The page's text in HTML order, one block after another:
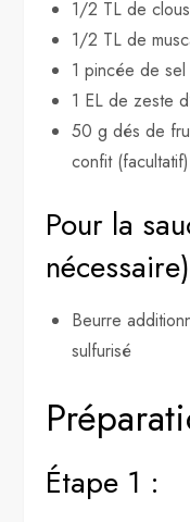
1/2 TL de
1/2 TL de
1 pincée de sel
1 EL de zeste
50 g dés de
confit (facultatif)
Pour la
Beurre
sulfurisé
Étape 1 :